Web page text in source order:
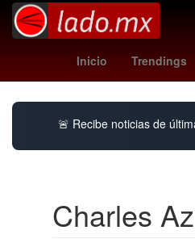
Inicio Trendings
🚨 Recibe noticias de
Charles